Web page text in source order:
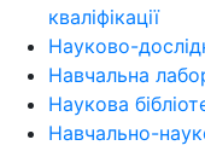
кваліфікації
Науково-
Навчальна
Наукова
Навчально-